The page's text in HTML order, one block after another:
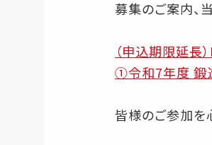
募集のご案内、
（申込期限延長
①令和7年度 鍛
皆様のご参加を